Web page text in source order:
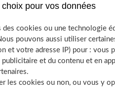
pour vos données
des cookies ou une technologie
pouvons aussi utiliser
et votre adresse IP) pour : vous
et du contenu et en
les cookies ou non, ou vous y